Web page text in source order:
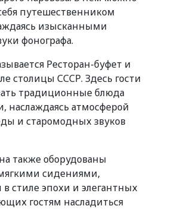
путешественником
изысканными
фонографа.
Ресторан-буфет и
столицы СССР. Здесь гости
традиционные блюда
наслаждаясь атмосферой
и старомодных звуков
также оборудованы
сидениями,
стиле эпохи и элегантных
гостям насладиться